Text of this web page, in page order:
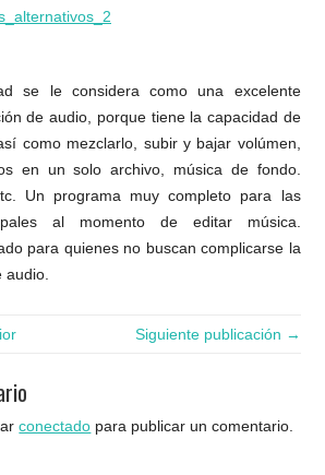
se le considera como una excelente
de audio, porque tiene la capacidad de
como mezclarlo, subir y bajar volúmen,
en un solo archivo, música de fondo.
Un programa muy completo para las
al momento de editar música.
para quienes no buscan complicarse la
Siguiente publicación →
conectado para publicar un comentario.